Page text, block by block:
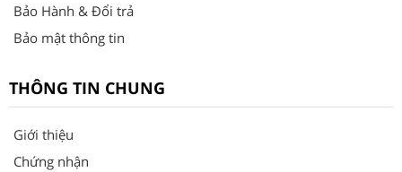
Bảo Hành & Đổi trả
Bảo mật thông tin
THÔNG TIN CHUNG
Giới thiệu
Chứng nhận